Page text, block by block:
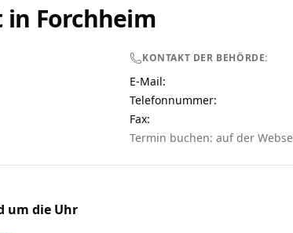
in Forchheim
KONTAKT DER BEHÖRDE:
E-Mail:
Telefonnummer:
Fax:
Termin buchen: auf der
um die Uhr